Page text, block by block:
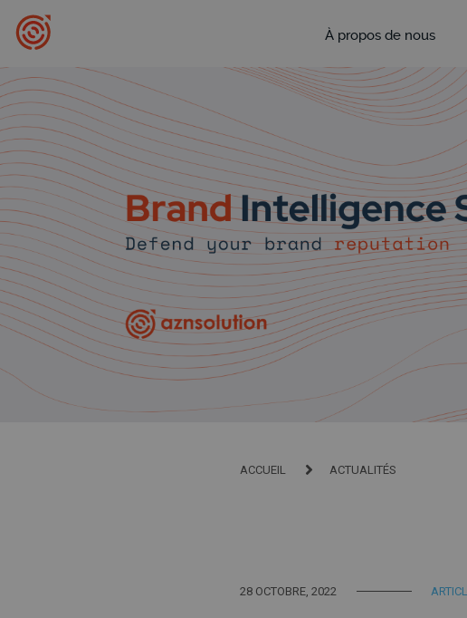
À propos de nous
ACCUEIL ACTUALITÉS
28 OCTOBRE, 2022